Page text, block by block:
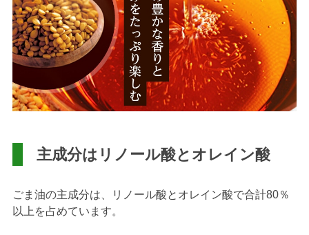
主成分はリノール酸とオレイン酸
ごま油の主成分は、リノール酸とオレイン酸で合計80％
以上を占めています。